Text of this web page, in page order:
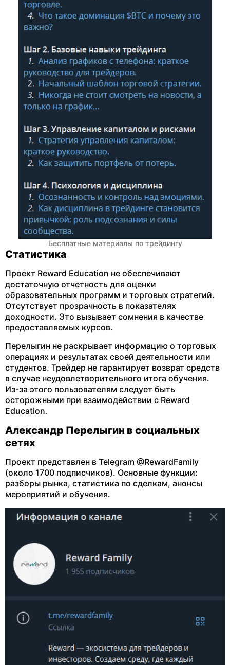
Бесплатные материалы по трейдингу
Статистика
Проект Reward Education не обеспечивают
достаточную отчетность для оценки
образовательных программ и торговых стратегий.
Отсутствует прозрачность в показателях
доходности. Это вызывает сомнения в качестве
предоставляемых курсов.
Перелыгин не раскрывает информацию о торговых
операциях и результатах своей деятельности или
студентов. Трейдер не гарантирует возврат средств
в случае неудовлетворительного итога обучения.
Из-за этого пользователям следует быть
осторожными при взаимодействии с Reward
Education.
Александр Перелыгин в социальных
сетях
Проект представлен в Telegram @RewardFamily
(около 1700 подписчиков). Основные функции:
разборы рынка, статистика по сделкам, анонсы
мероприятий и обучения.